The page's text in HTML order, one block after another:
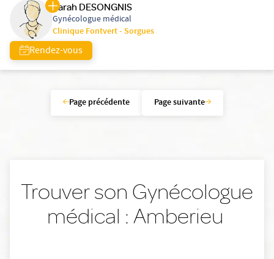
Sarah DESONGNIS
Gynécologue médical
Clinique Fontvert - Sorgues
Rendez-vous
Page précédente Page suivante
Trouver son Gynécologue
médical : Amberieu